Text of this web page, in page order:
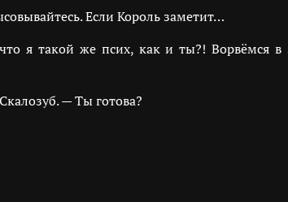
Если Король заметит…
я такой же псих, как и ты?! Ворвёмся в
— Ты готова?